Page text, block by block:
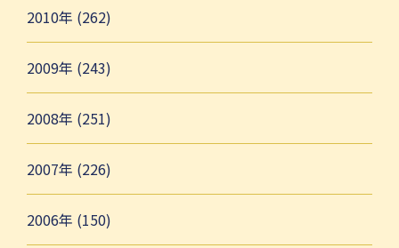
2010年 (262)
2009年 (243)
2008年 (251)
2007年 (226)
2006年 (150)